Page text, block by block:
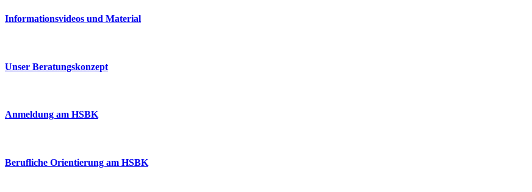
Informationsvideos und Material
Unser Beratungskonzept
Anmeldung am HSBK
Berufliche Orientierung am HSBK